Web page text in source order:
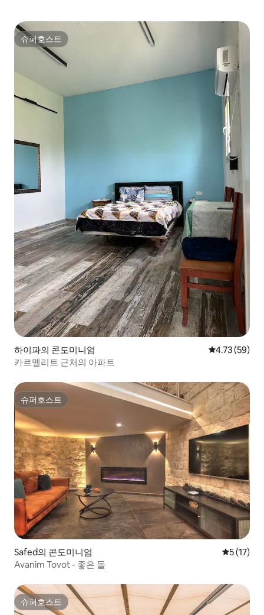
슈퍼호스트
슈퍼호스트
하이파의 콘도미니엄 평점 4.73점
4.73 (59)
카르멜리트 근처의 아파트
슈퍼호스트
슈퍼호스트
Safed의 콘도미니엄 평점 5점
5 (17)
Avanim Tovot - 좋은 돌
슈퍼호스트
슈퍼호스트